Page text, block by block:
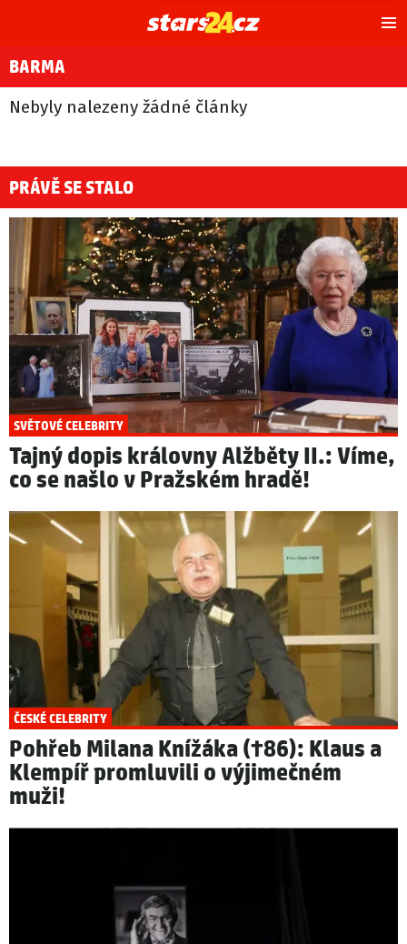
BARMA
Nebyly nalezeny žádné články
PRÁVĚ SE STALO
SVĚTOVÉ CELEBRITY
Tajný dopis královny Alžběty II.: Víme,
co se našlo v Pražském hradě!
ČESKÉ CELEBRITY
Pohřeb Milana Knížáka (†86): Klaus a
Klempíř promluvili o výjimečném
muži!